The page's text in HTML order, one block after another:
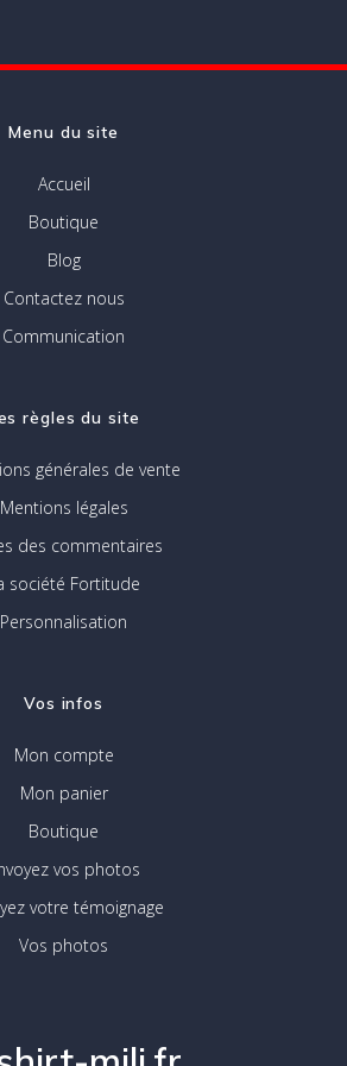
sur
Menu du site
Accueil
Boutique
Blog
Contactez nous
Communication
règles du site
générales de vente
Mentions légales
des commentaires
société Fortitude
Personnalisation
Vos infos
Mon compte
Mon panier
Boutique
vos photos
votre témoignage
Vos photos